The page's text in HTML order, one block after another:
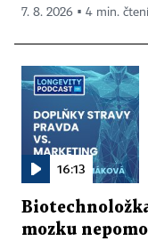
7. 8. 2026 ▪ 4 min. čtení
16:13
mozku